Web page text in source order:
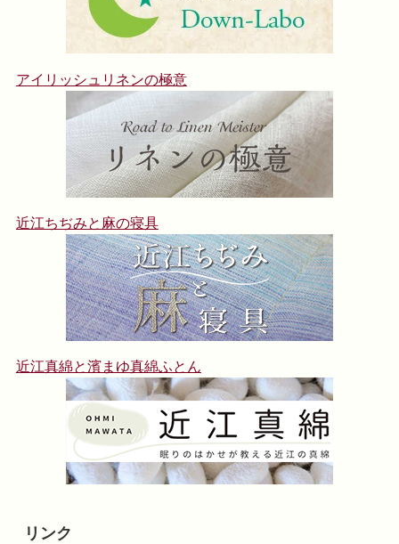
アイリッシュリネンの極意
近江ちぢみと麻の寝具
近江真綿と濱まゆ真綿ふとん
リンク